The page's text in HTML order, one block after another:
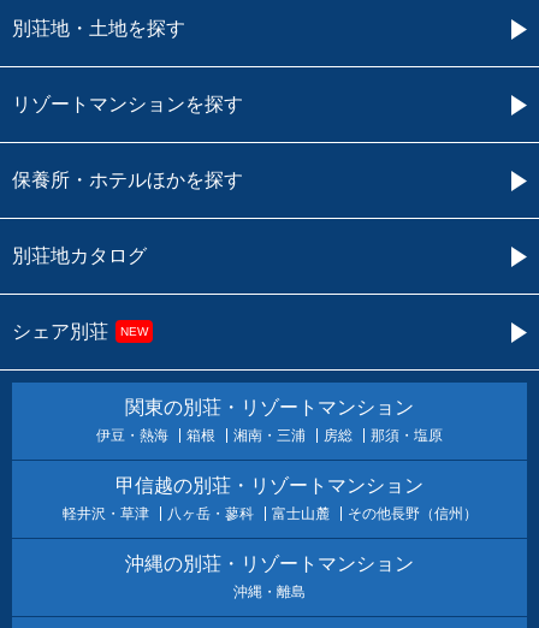
別荘地・土地を探す
リゾートマンションを探す
保養所・ホテルほかを探す
別荘地カタログ
シェア別荘 NEW
関東の別荘・リゾートマンション
伊豆・熱海 箱根 湘南・三浦 房総 那須・塩原
甲信越の別荘・リゾートマンション
軽井沢・草津 八ヶ岳・蓼科 富士山麓 その他長野（信州）
沖縄の別荘・リゾートマンション
沖縄・離島